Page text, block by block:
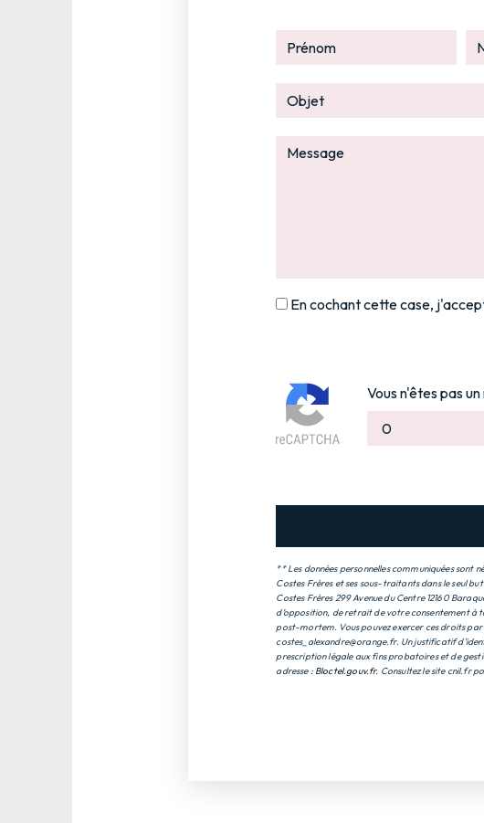
En cochant cette case,
Vous n'êtes pas
** Les données personnelles communiquées sont
Costes Frères et ses sous-traitants dans le seul
Costes Frères 299 Avenue du Centre 12160
d’opposition, de retrait de votre consentement à
post-mortem. Vous pouvez exercer ces droits par
costes_alexandre@orange.fr. Un justificatif
prescription légale aux fins probatoires et de
adresse : Bloctel.gouv.fr. Consultez le site cnil.fr